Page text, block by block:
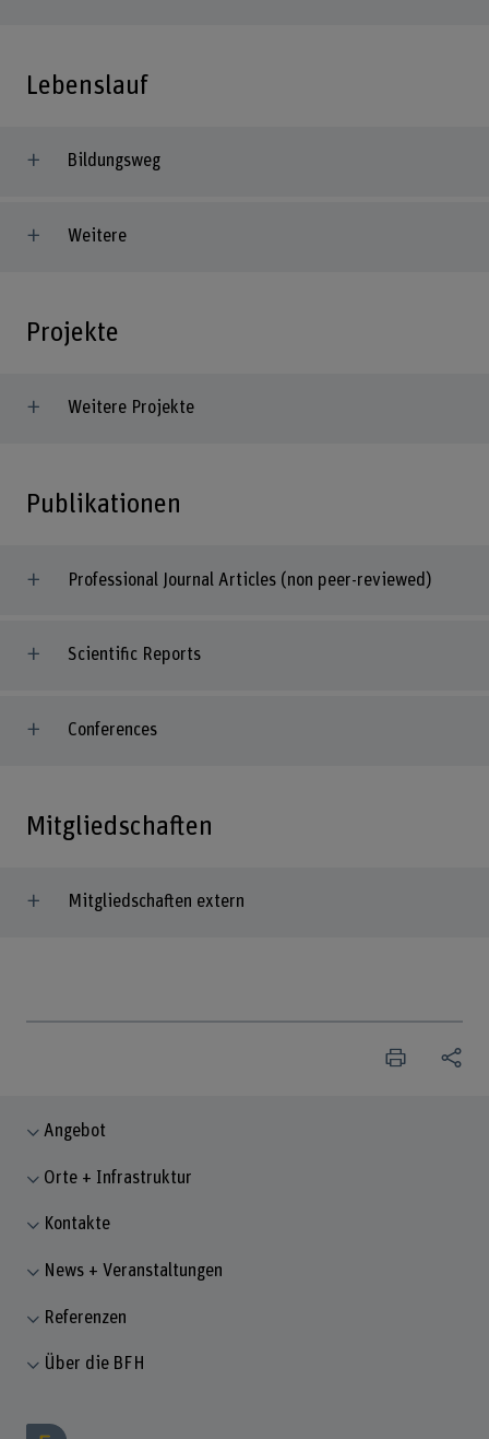
Lebenslauf
Bildungsweg
Weitere
Projekte
Weitere Projekte
Publikationen
Professional Journal Articles (non peer-reviewed)
Scientific Reports
Conferences
Mitgliedschaften
Mitgliedschaften extern
Angebot
Orte + Infrastruktur
Kontakte
News + Veranstaltungen
Referenzen
Über die BFH